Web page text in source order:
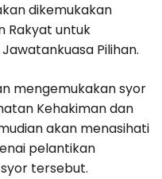
dikemukakan
Rakyat untuk
Pilihan.
mengemukakan syor
Kehakiman dan
akan menasihati
pelantikan
tersebut.